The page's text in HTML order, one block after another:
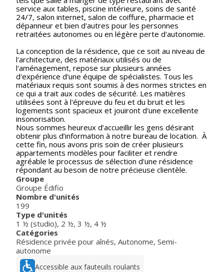
service aux tables, piscine intérieure, soins de santé
24/7, salon internet, salon de coiffure, pharmacie et
dépanneur et bien d'autres pour les personnes
retraitées autonomes ou en légère perte d'autonomie.
La conception de la résidence, que ce soit au niveau de
l'architecture, des matériaux utilisés ou de
l'aménagement, repose sur plusieurs années
d'expérience d'une équipe de spécialistes. Tous les
matériaux requis sont soumis à des normes strictes en
ce qui a trait aux codes de sécurité. Les matières
utilisées sont à l'épreuve du feu et du bruit et les
logements sont spacieux et jouiront d'une excellente
insonorisation.
Nous sommes heureux d’accueillir les gens désirant
obtenir plus d’information à notre bureau de location. À
cette fin, nous avons pris soin de créer plusieurs
appartements modèles pour faciliter et rendre
agréable le processus de sélection d'une résidence
répondant au besoin de notre précieuse clientèle.
Groupe
Groupe Édifio
Nombre d'unités
199
Type d'unités
1 ½ (studio), 2 ½, 3 ½, 4 ½
Catégories
Résidence privée pour aînés, Autonome, Semi-
autonome
Accessible aux fauteuils roulants